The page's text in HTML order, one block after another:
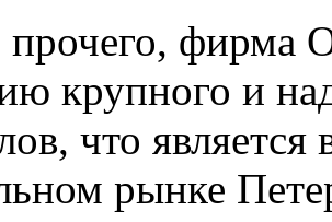
фирма
крупного и
что
рынке